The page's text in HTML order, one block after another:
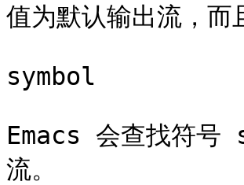
值为默认输出流，
symbol
Emacs 会查找符号
流。